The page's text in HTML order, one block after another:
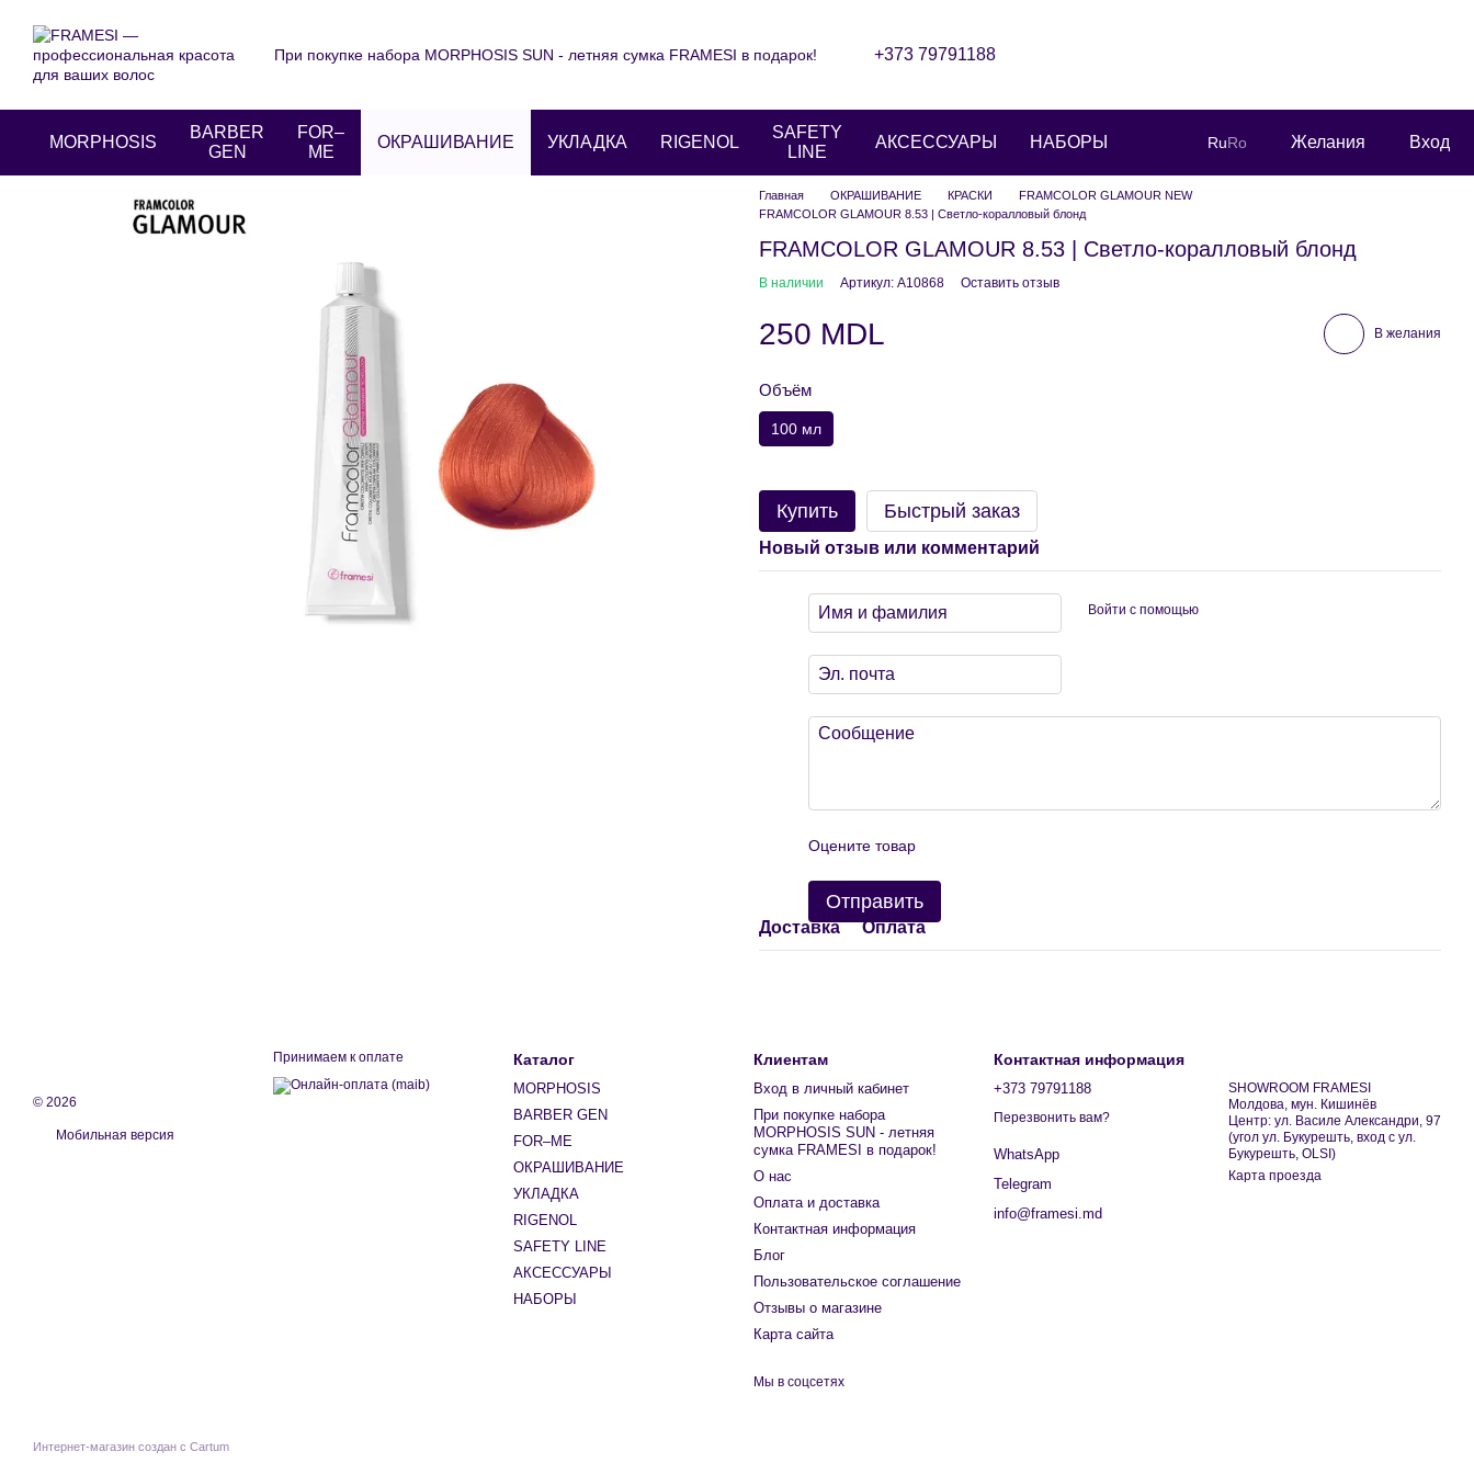
При покупке набора MORPHOSIS SUN - летняя сумка FRAMESI в подарок!
+373 79791188
MORPHOSIS
BARBER
GEN
FOR–
ME
ОКРАШИВАНИЕ УКЛАДКА RIGENOL
SAFETY
LINE
АКСЕССУАРЫ НАБОРЫ RuRo Желания Вход
Главная ОКРАШИВАНИЕ КРАСКИ
FRAMCOLOR GLAMOUR NEW
FRAMCOLOR GLAMOUR 8.53 | Светло-коралловый блонд
FRAMCOLOR GLAMOUR 8.53 | Светло-коралловый блонд
В наличии Артикул: A10868 Оставить отзыв
250 MDL В желания
Объём
100 мл
Купить Быстрый заказ
Новый отзыв или комментарий
Войти с помощью
Оцените товар
Отправить
Доставка Оплата
© 2026
Мобильная версия
Интернет-магазин создан с Cartum
Принимаем к оплате Каталог
MORPHOSIS
BARBER GEN
FOR–ME
ОКРАШИВАНИЕ
УКЛАДКА
RIGENOL
SAFETY LINE
АКСЕССУАРЫ
НАБОРЫ
Клиентам
Вход в личный кабинет
При покупке набора
MORPHOSIS SUN - летняя
сумка FRAMESI в подарок!
О нас
Оплата и доставка
Контактная информация
Блог
Пользовательское соглашение
Отзывы о магазине
Карта сайта
Мы в соцсетях
Контактная информация
+373 79791188
Перезвонить вам?
WhatsApp
Telegram
info@framesi.md
SHOWROOM FRAMESI
Молдова, мун. Кишинёв
Центр: ул. Василе Александри, 97
(угол ул. Букурешть, вход с ул.
Букурешть, OLSI)
Карта проезда